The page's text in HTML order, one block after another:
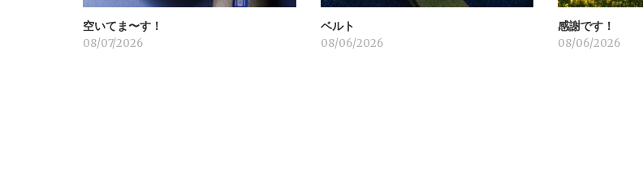
ン
空いてま〜す！
08/07/2026
ベルト
08/06/2026
感謝です！
08/06/2026